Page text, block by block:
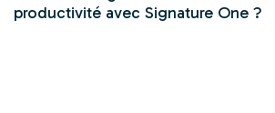
productivité avec Signature One ?